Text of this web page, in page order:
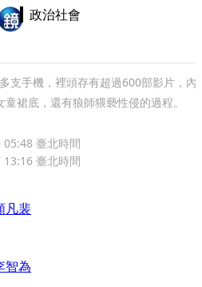
政治社會
支手機，裡頭存有超過600部影片，內
裙底，還有狼師猥褻性侵的過程。
05:48 臺北時間
13:16 臺北時間
凡裴
智為